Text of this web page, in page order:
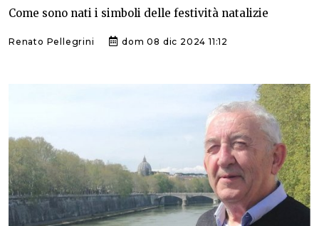
Come sono nati i simboli delle festività natalizie
Renato Pellegrini dom 08 dic 2024 11:12